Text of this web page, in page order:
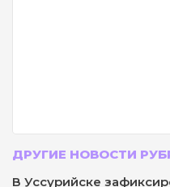
ДРУГИЕ НОВОСТИ
В Уссурийске